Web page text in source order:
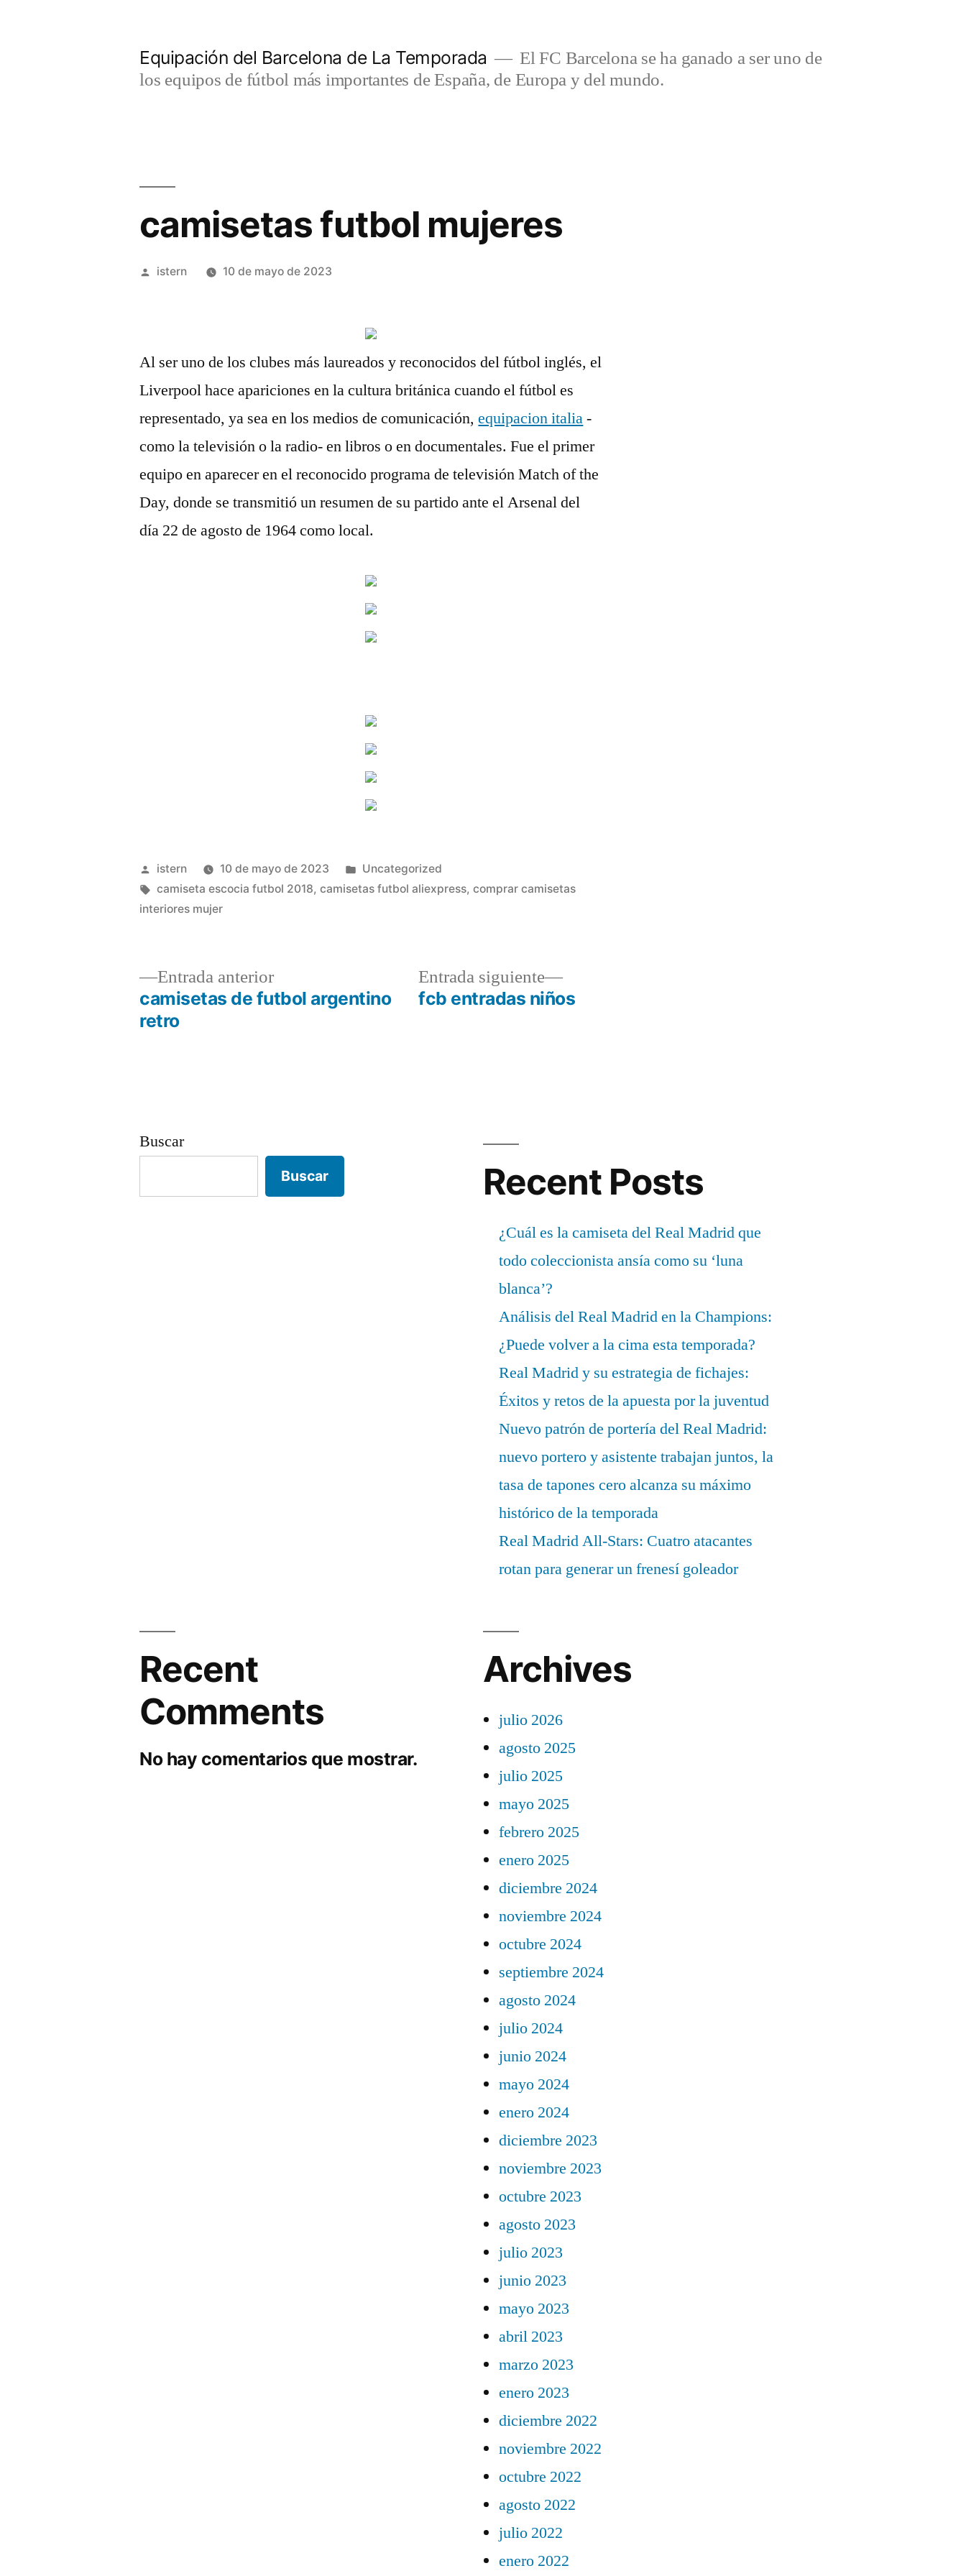
Equipación del Barcelona de La Temporada
El FC Barcelona se ha ganado a ser uno de
los equipos de fútbol más importantes de España, de Europa y del mundo.
camisetas futbol mujeres
Publicado
istern 10 de mayo de 2023
Al ser uno de los clubes más laureados y reconocidos del fútbol inglés, el
Liverpool hace apariciones en la cultura británica cuando el fútbol es
representado, ya sea en los medios de comunicación,equipacion italia-
como la televisión o la radio- en libros o en documentales. Fue el primer
equipo en aparecer en el reconocido programa de televisión Match of the
Day, donde se transmitió un resumen de su partido ante el Arsenal del
día 22 de agosto de 1964 como local.
Publicado
por
istern 10 de mayo de 2023
Publicado
en
Uncategorized
Etiquetas:
camiseta escocia futbol 2018,camisetas futbol aliexpress,comprar camisetas
interiores mujer
Navegación
Entrada anteriorEntrada
anterior:
camisetas de futbol argentino
retro
Entrada siguiente
Entrada
siguiente:
fcb entradas niños
Buscar
Buscar Recent Posts
¿Cuál es la camiseta del Real Madrid que
todo coleccionista ansía como su ‘luna
blanca’?
Análisis del Real Madrid en la Champions:
¿Puede volver a la cima esta temporada?
Real Madrid y su estrategia de fichajes:
Éxitos y retos de la apuesta por la juventud
Nuevo patrón de portería del Real Madrid:
nuevo portero y asistente trabajan juntos, la
tasa de tapones cero alcanza su máximo
histórico de la temporada
Real Madrid All-Stars: Cuatro atacantes
rotan para generar un frenesí goleador
Recent
Comments
No hay comentarios que mostrar.
Archives
julio 2026
agosto 2025
julio 2025
mayo 2025
febrero 2025
enero 2025
diciembre 2024
noviembre 2024
octubre 2024
septiembre 2024
agosto 2024
julio 2024
junio 2024
mayo 2024
enero 2024
diciembre 2023
noviembre 2023
octubre 2023
agosto 2023
julio 2023
junio 2023
mayo 2023
abril 2023
marzo 2023
enero 2023
diciembre 2022
noviembre 2022
octubre 2022
agosto 2022
julio 2022
enero 2022